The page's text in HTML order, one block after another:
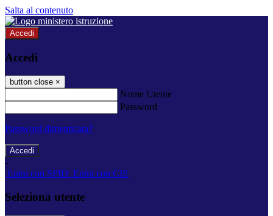
Salta al contenuto
Accedi
Accedi
button close ×
Nome Utente
Password
Password dimenticata?
-
Entra con SPID Entra con CIE
Seleziona utente